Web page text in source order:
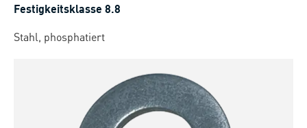
Festigkeitsklasse 8.8
Stahl, phosphatiert